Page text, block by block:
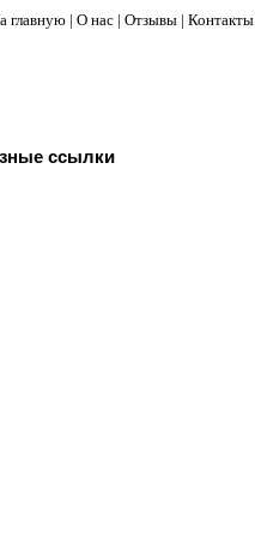
главную | О нас | Отзывы | Контакты
ссылки